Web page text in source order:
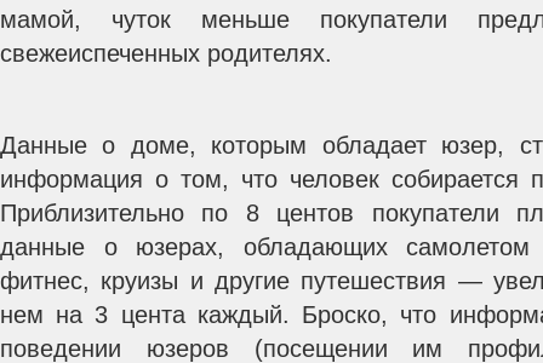
мамой, чуток меньше покупатели
свежеиспеченных родителях.
Данные о доме, которым обладает юзер,
информация о том, что человек собирается
Приблизительно по 8 центов покупатели
данные о юзерах, обладающих
фитнес, круизы и другие путешествия —
нем на 3 цента каждый. Броско, что
поведении юзеров (посещении им